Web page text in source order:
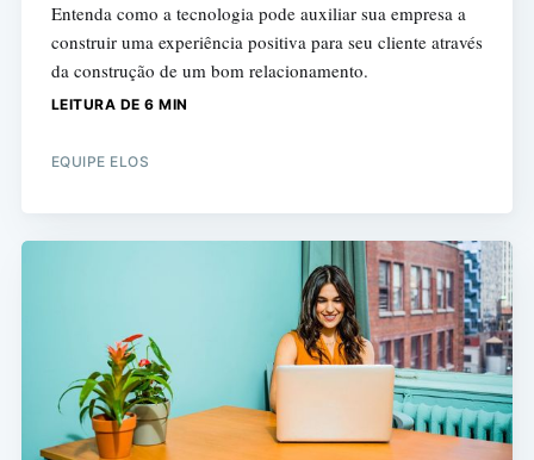
Entenda como a tecnologia pode auxiliar sua empresa a
construir uma experiência positiva para seu cliente através
da construção de um bom relacionamento.
LEITURA DE 6 MIN
EQUIPE ELOS